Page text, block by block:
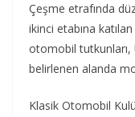
Çeşme etrafında
ikinci etabına
otomobil tutkunları,
belirlenen alanda
Klasik Otomobil